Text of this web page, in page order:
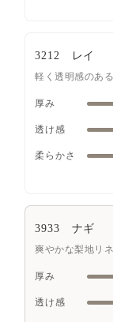
3212 レイ
軽く透明感のあ
厚み
透け感
柔らかさ
3933 ナギ
爽やかな梨地リ
厚み
透け感